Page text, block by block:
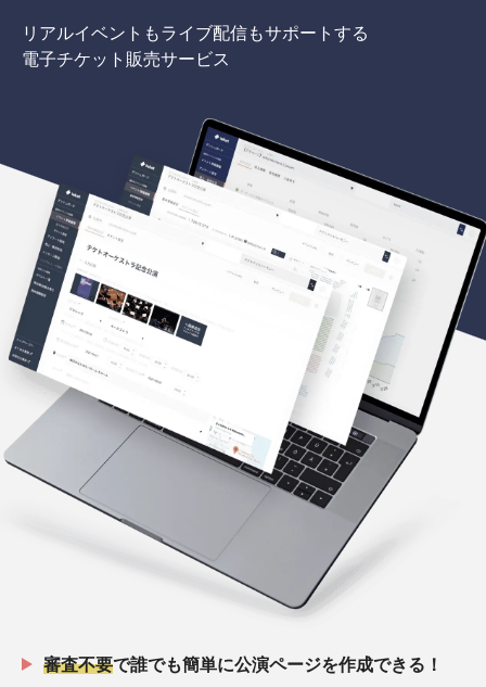
リアルイベントもライブ配信もサポートする
電子チケット販売サービス
審査不要で誰でも簡単に公演ページを作成できる！